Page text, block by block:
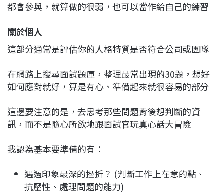
都會參與，就算做的很弱，也可以當作給自己的練習
關於個人
這部分通常是評估你的人格特質是否符合公司或團隊
在網路上搜尋面試題庫，整理最常出現的30題，想好
如何應對就好，算是有心、準備起來就很容易的部分
這邊要注意的是，去思考那些問題背後想判斷的資
訊，而不是隨心所欲地跟面試官玩真心話大冒險
我認為基本要準備的有：
遇過印象最深的挫折？ (判斷工作上在意的點、
抗壓性、處理問題的能力)